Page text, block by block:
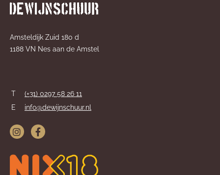
Amsteldijk Zuid 180 d
1188 VN Nes aan de Amstel
T
(+31) 0297 58 26 11
E
info@dewijnschuur.nl